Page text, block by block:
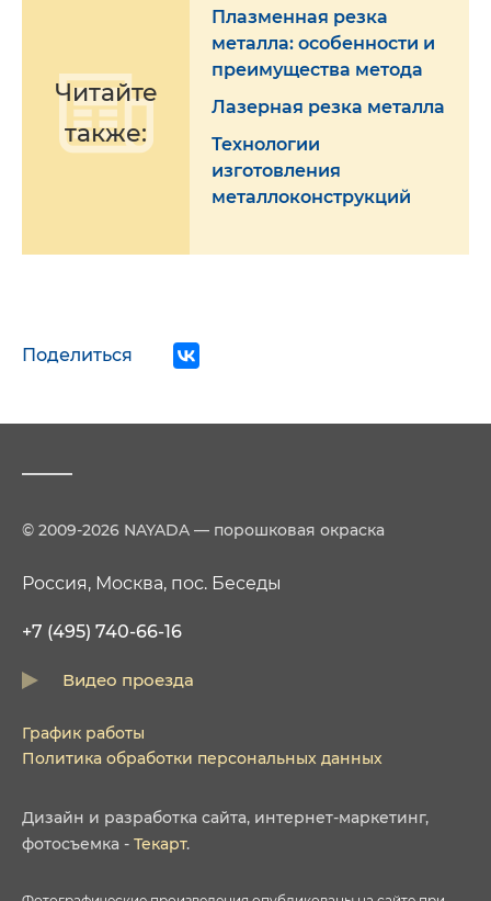
Читайте
также:
Плазменная резка
металла: особенности и
преимущества метода
Лазерная резка металла
Технологии
изготовления
металлоконструкций
Поделиться
© 2009-2026 NAYADA — порошковая окраска
Россия, Москва, пос. Беседы
+7 (495) 740-66-16
Видео проезда
График работы
Политика обработки персональных данных
Дизайн и разработка сайта, интернет-маркетинг,
фотосъемка - Текарт.